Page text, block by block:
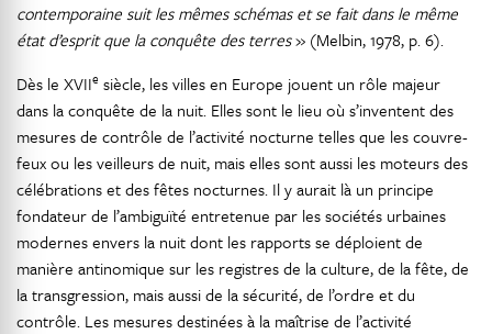
contemporaine suit les mêmes schémas et se fait dans le même
état d’esprit que la conquête des terres» (Melbin, 1978, p. 6).
Dès le XVIIe siècle, les villes en Europe jouent un rôle majeur
dans la conquête de la nuit. Elles sont le lieu où s’inventent des
mesures de contrôle de l’activité nocturne telles que les couvre-
feux ou les veilleurs de nuit, mais elles sont aussi les moteurs des
célébrations et des fêtes nocturnes. Il y aurait là un principe
fondateur de l’ambiguïté entretenue par les sociétés urbaines
modernes envers la nuit dont les rapports se déploient de
manière antinomique sur les registres de la culture, de la fête, de
la transgression, mais aussi de la sécurité, de l’ordre et du
contrôle. Les mesures destinées à la maîtrise de l’activité